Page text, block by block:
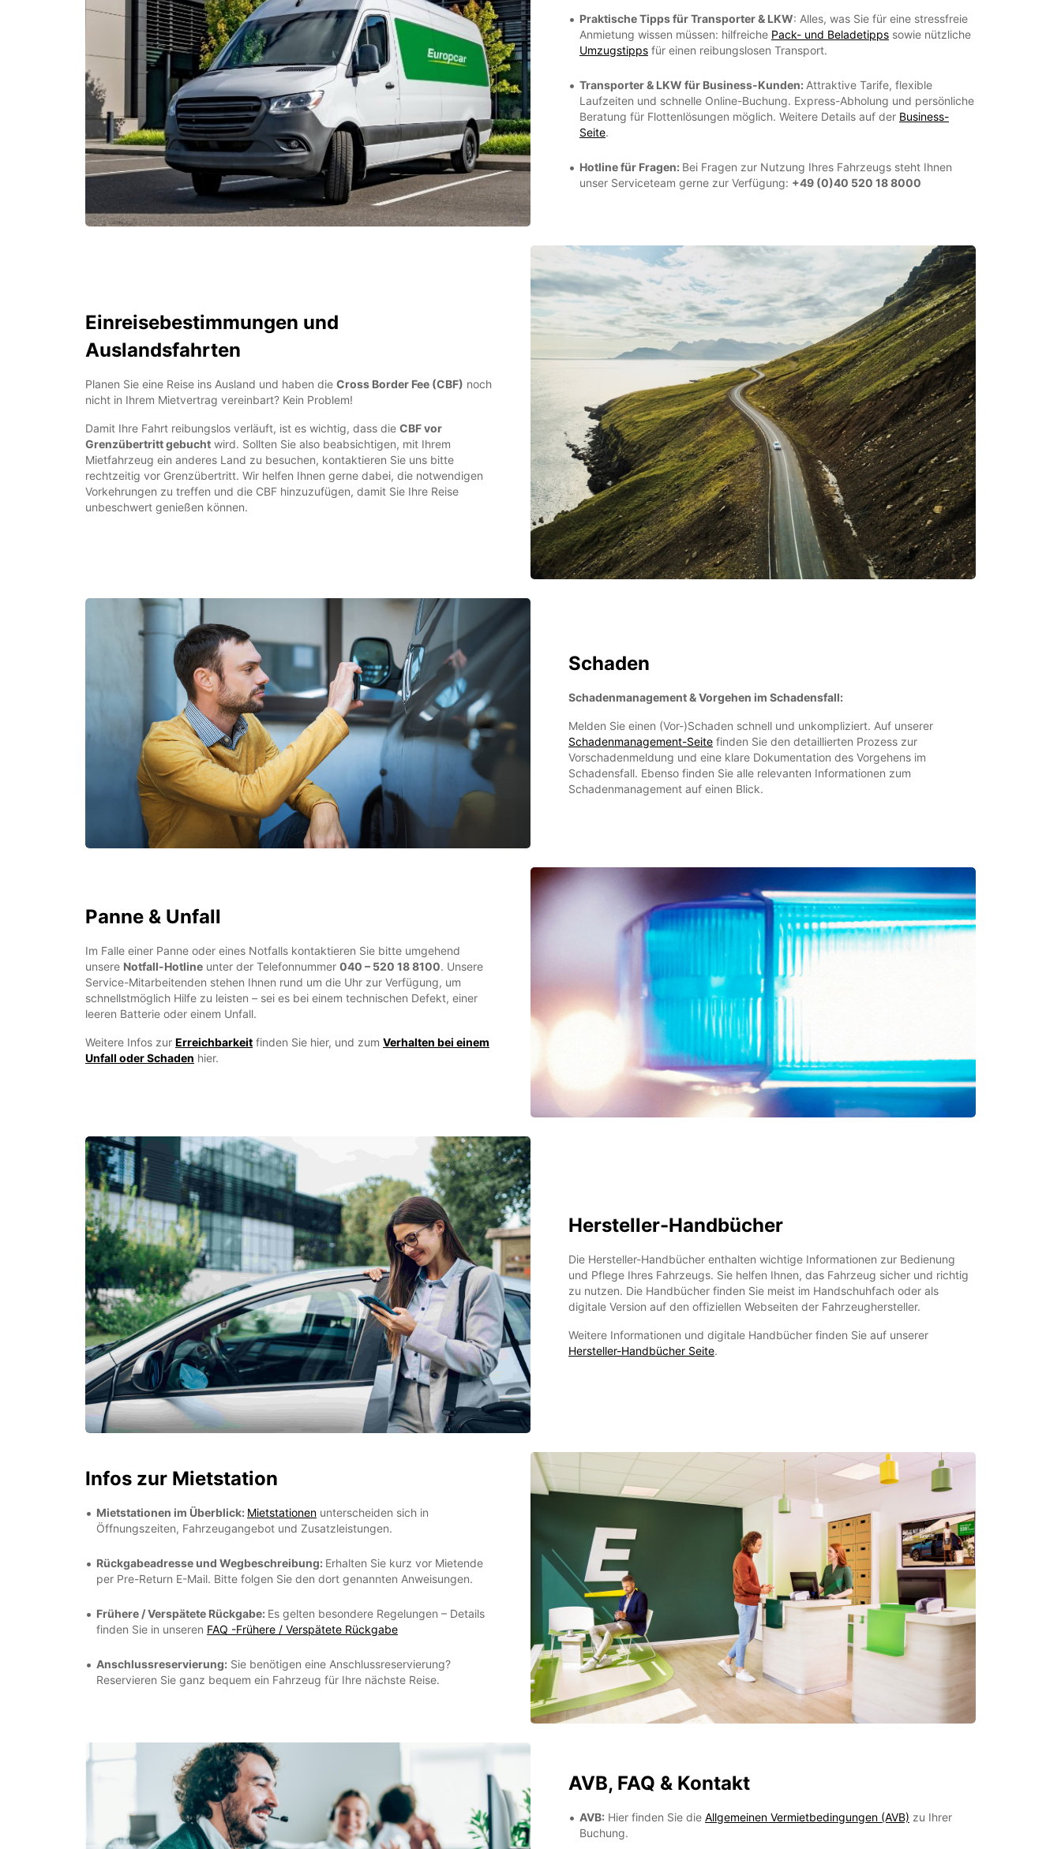
Praktische Tipps für Transporter & LKW: Alles, was Sie für eine stressfreie
Anmietung wissen müssen: hilfreiche Pack- und Beladetipps sowie nützliche
Umzugstipps für einen reibungslosen Transport.
Transporter & LKW für Business-Kunden: Attraktive Tarife, flexible
Laufzeiten und schnelle Online-Buchung. Express-Abholung und persönliche
Beratung für Flottenlösungen möglich. Weitere Details auf der Business-
Seite.
Hotline für Fragen: Bei Fragen zur Nutzung Ihres Fahrzeugs steht Ihnen
unser Serviceteam gerne zur Verfügung: +49 (0)40 520 18 8000
Einreisebestimmungen und
Auslandsfahrten
Planen Sie eine Reise ins Ausland und haben die Cross Border Fee (CBF) noch
nicht in Ihrem Mietvertrag vereinbart? Kein Problem!
Damit Ihre Fahrt reibungslos verläuft, ist es wichtig, dass die CBF vor
Grenzübertritt gebucht wird. Sollten Sie also beabsichtigen, mit Ihrem
Mietfahrzeug ein anderes Land zu besuchen, kontaktieren Sie uns bitte
rechtzeitig vor Grenzübertritt. Wir helfen Ihnen gerne dabei, die notwendigen
Vorkehrungen zu treffen und die CBF hinzuzufügen, damit Sie Ihre Reise
unbeschwert genießen können.
Schaden
Schadenmanagement & Vorgehen im Schadensfall:
Melden Sie einen (Vor-)Schaden schnell und unkompliziert. Auf unserer
Schadenmanagement-Seite finden Sie den detaillierten Prozess zur
Vorschadenmeldung und eine klare Dokumentation des Vorgehens im
Schadensfall. Ebenso finden Sie alle relevanten Informationen zum
Schadenmanagement auf einen Blick.
Panne & Unfall
Im Falle einer Panne oder eines Notfalls kontaktieren Sie bitte umgehend
unsere Notfall-Hotline unter der Telefonnummer 040 – 520 18 8100. Unsere
Service-Mitarbeitenden stehen Ihnen rund um die Uhr zur Verfügung, um
schnellstmöglich Hilfe zu leisten – sei es bei einem technischen Defekt, einer
leeren Batterie oder einem Unfall.
Weitere Infos zur Erreichbarkeit finden Sie hier, und zum Verhalten bei einem
Unfall oder Schaden hier.
Hersteller-Handbücher
Die Hersteller-Handbücher enthalten wichtige Informationen zur Bedienung
und Pflege Ihres Fahrzeugs. Sie helfen Ihnen, das Fahrzeug sicher und richtig
zu nutzen. Die Handbücher finden Sie meist im Handschuhfach oder als
digitale Version auf den offiziellen Webseiten der Fahrzeughersteller.
Weitere Informationen und digitale Handbücher finden Sie auf unserer
Hersteller-Handbücher Seite.
Infos zur Mietstation
Mietstationen im Überblick: Mietstationen unterscheiden sich in
Öffnungszeiten, Fahrzeugangebot und Zusatzleistungen.
Rückgabeadresse und Wegbeschreibung: Erhalten Sie kurz vor Mietende
per Pre-Return E-Mail. Bitte folgen Sie den dort genannten Anweisungen.
Frühere / Verspätete Rückgabe: Es gelten besondere Regelungen – Details
finden Sie in unseren FAQ -Frühere / Verspätete Rückgabe
Anschlussreservierung: Sie benötigen eine Anschlussreservierung?
Reservieren Sie ganz bequem ein Fahrzeug für Ihre nächste Reise.
AVB, FAQ & Kontakt
AVB: Hier finden Sie die Allgemeinen Vermietbedingungen (AVB) zu Ihrer
Buchung.